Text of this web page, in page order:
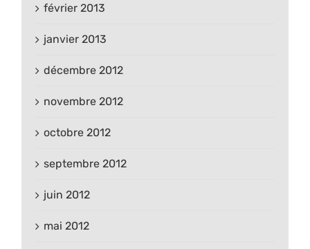
février 2013
janvier 2013
décembre 2012
novembre 2012
octobre 2012
septembre 2012
juin 2012
mai 2012